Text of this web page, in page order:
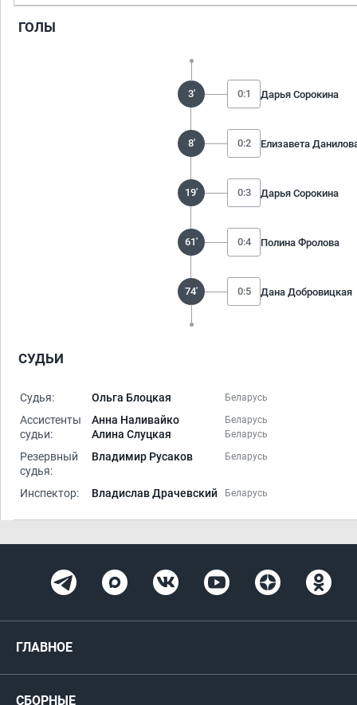
ГОЛЫ
3' 0:1 Дарья Сорокина
8' 0:2 Елизавета
19' 0:3 Дарья Сорокина
61' 0:4 Полина Фролова
74' 0:5 Дана Добровицкая
СУДЬИ
Судья: Ольга Блоцкая Беларусь
Ассистенты
судьи:
Анна Наливайко Беларусь
Алина Слуцкая Беларусь
Резервный
судья:
Владимир Русаков Беларусь
Инспектор: Владислав Драчевский Беларусь
ГЛАВНОЕ
СБОРНЫЕ